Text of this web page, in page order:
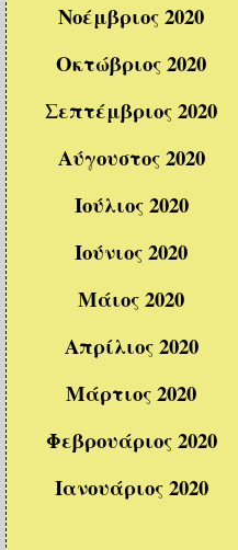
Νοέμβριος 2020
Οκτώβριος 2020
Σεπτέμβριος 2020
Αύγουστος 2020
Ιούλιος 2020
Ιούνιος 2020
Μάιος 2020
Απρίλιος 2020
Μάρτιος 2020
Φεβρουάριος 2020
Ιανουάριος 2020